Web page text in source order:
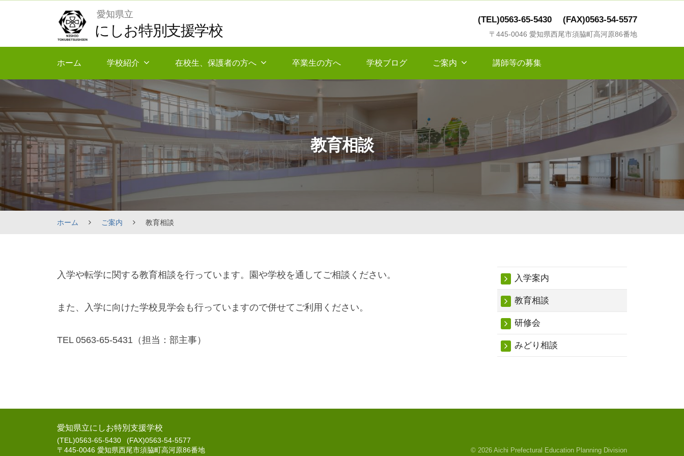
愛知県立
にしお特別支援学校
(TEL)0563-65-5430 (FAX)0563-54-5577
〒445-0046 愛知県西尾市須脇町高河原86番地
ホーム 学校紹介 在校生、保護者の方へ 卒業生の方へ 学校ブログ ご案内 講師等の募集
教育相談
ホーム ご案内 教育相談
教
相
2023
入学や転学に関する教育相談を行っています。園や学校を通してご相談ください。
また、入学に向けた学校見学会も行っていますので併せてご利用ください。
TEL 0563-65-5431（担当：部主事）
入学案内
教育相談
研修会
みどり相談
愛知県立にしお特別支援学校
(TEL)0563-65-5430
(FAX)0563-54-5577
〒445-0046 愛知県西尾市須脇町高河原86番地
© 2026 Aichi Prefectural Education Planning Division